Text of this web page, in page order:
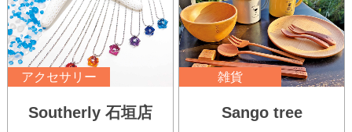
アクセサリー
Southerly 石垣店
雑貨
Sango tree